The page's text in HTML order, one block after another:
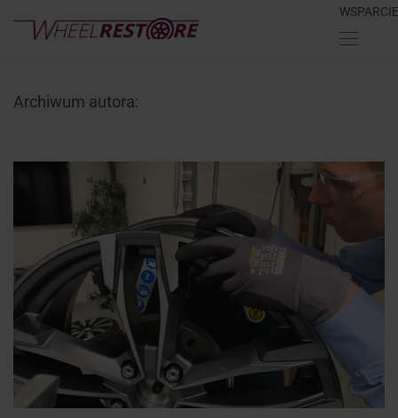
WSPARCIE
Archiwum autora: